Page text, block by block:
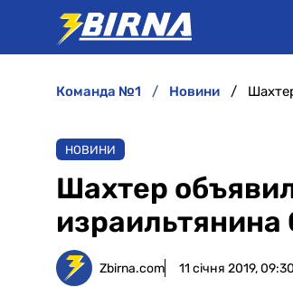
команда №1 новини
НОВИНИ
Шахтер
Zbirna.com 11 січня 2019, 09:30